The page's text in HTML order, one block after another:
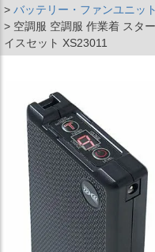
バッテリー・ファンユニット
空調服 空調服 作業着 スタ
イスセット XS23011